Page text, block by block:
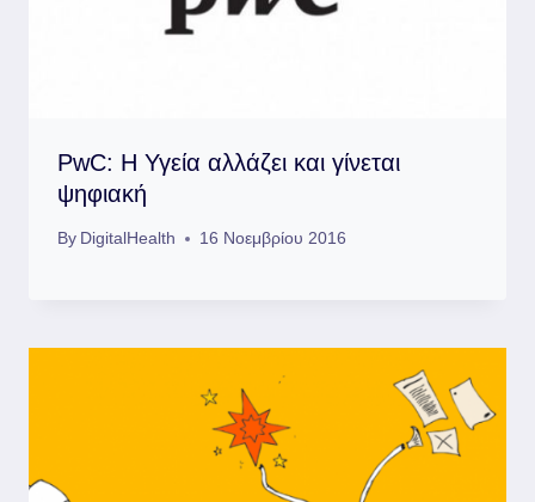
PwC: Η Υγεία αλλάζει και γίνεται
ψηφιακή
By DigitalHealth 16 Νοεμβρίου 2016